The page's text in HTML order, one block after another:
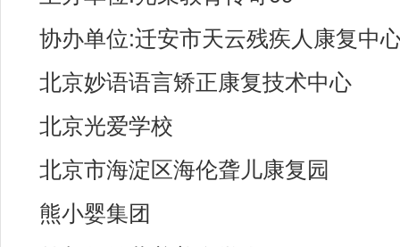
协办单位:迁安市天云残疾人康复中
北京妙语语言矫正康复技术中心
北京光爱学校
北京市海淀区海伦聋儿康复园
熊小婴集团